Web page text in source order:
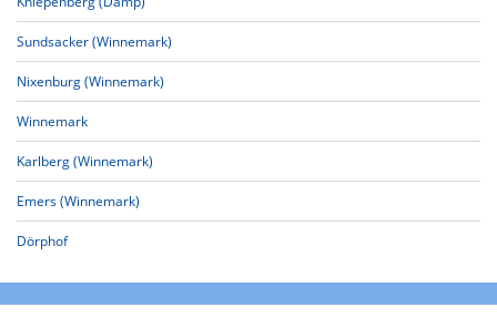
Sundsacker (Winnemark)
Nixenburg (Winnemark)
Winnemark
Karlberg (Winnemark)
Emers (Winnemark)
Dörphof